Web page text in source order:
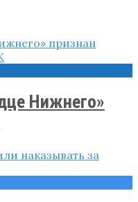
Нижнего»